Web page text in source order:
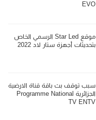
EVO
موقع Star Led الرسمي الخاص
بتحديثات أجهزة ستار لاد 2022
سبب توقف بث باقة قناة الارضية
الجزائرية Programme National
TV ENTV